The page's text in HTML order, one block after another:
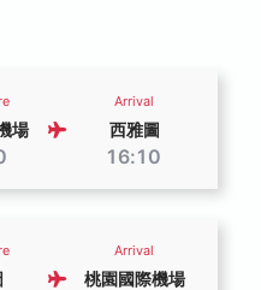
場
Arrival
西雅圖
16:10
Arrival
桃園國際機場